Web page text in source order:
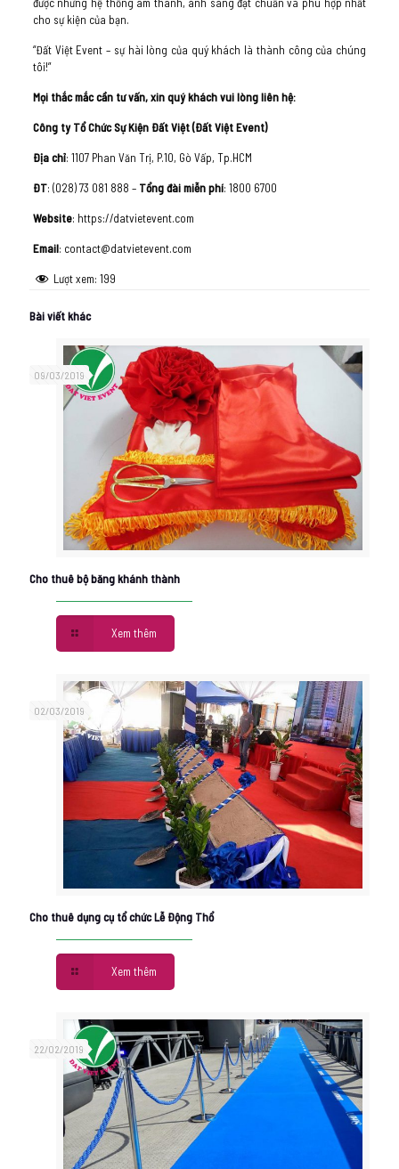
cho sự kiện của bạn.
“Đất Việt Event – sự hài lòng của quý khách là thành công của chúng
tôi!”
Mọi thắc mắc cần tư vấn, xin quý khách vui lòng liên hệ:
Công ty Tổ Chức Sự Kiện Đất Việt (Đất Việt Event)
Địa chỉ: 1107 Phan Văn Trị, P.10, Gò Vấp, Tp.HCM
ĐT: (028) 73 081 888 – Tổng đài miễn phí: 1800 6700
Website: https://datvietevent.com
Email: contact@datvietevent.com
Lượt xem: 199
Bài viết khác
09/03/2019
Cho thuê bộ băng khánh thành
Xem thêm
02/03/2019
Cho thuê dụng cụ tổ chức Lễ Động Thổ
Xem thêm
22/02/2019